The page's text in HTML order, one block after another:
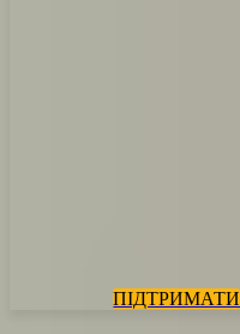
ПІДТРИМАТИ